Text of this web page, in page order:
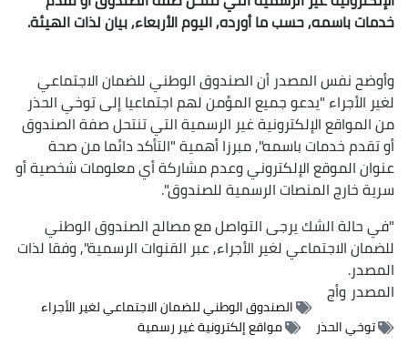
خدمات باسمه, حسب ما أورده, اليوم الأربعاء, بيان لذات الهيئة.
وأوضح نفس المصدر أن الصندوق الوطني للضمان الاجتماعي
لغير الأجراء "يدعو جميع المؤمن لهم اجتماعيا إلى توخي الحذر
من المواقع الإلكترونية غير الرسمية التي تنتحل صفة الصندوق
أو تقدم خدمات باسمه", مبرزا أهمية "التأكد دائما من صحة
عنوان الموقع الإلكتروني وعدم مشاركة أي معلومات شخصية أو
سرية خارج المنصات الرسمية للصندوق".
"في حالة الشك يرجى التواصل مع مصالح الصندوق الوطني
للضمان الاجتماعي لغير الأجراء, عبر القنوات الرسمية", وفقا لذات
المصدر.
المصدروأج
الصندوق الوطني للضمان الاجتماعي لغير الأجراء
توخي الحذر
مواقع إلكترونية غير رسمية